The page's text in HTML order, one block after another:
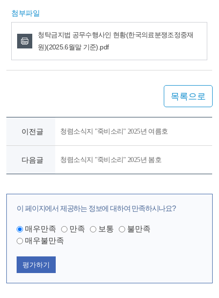
첨부파일
청탁금지법 공무수행사인 현황(한국의료분쟁조정중재
원)(2025.6월말 기준).pdf
목록으로
이전글 청렴소식지 "죽비소리" 2025년 여름호
다음글 청렴소식지 "죽비소리" 2025년 봄호
이 페이지에서 제공하는 정보에 대하여 만족하시나요?
매우만족 만족 보통
불만족
매우불만족
평가하기